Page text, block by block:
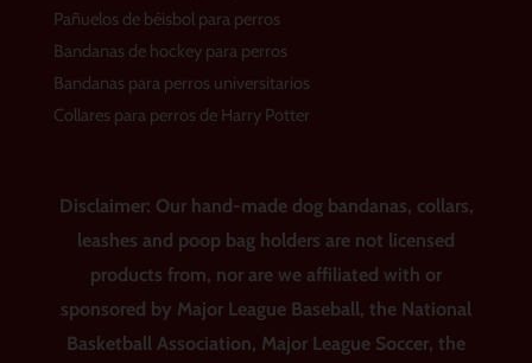
Pañuelos de béisbol para perros
Bandanas de hockey para perros
Bandanas para perros universitarios
Collares para perros de Harry Potter
Disclaimer: Our hand-made dog bandanas, collars,
leashes and poop bag holders are not licensed
products from, nor are we affiliated with or
sponsored by Major League Baseball, the National
Basketball Association, Major League Soccer, the